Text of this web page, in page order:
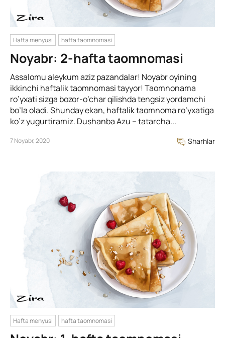
Hafta menyusi hafta taomnomasi
Noyabr: 2-hafta taomnomasi
Assalomu aleykum aziz pazandalar! Noyabr oyining
ikkinchi haftalik taomnomasi tayyor! Taomnonama
ro’yxati sizga bozor-o’char qilishda tengsiz yordamchi
bo’la oladi. Shunday ekan, haftalik taomnoma ro’yxatiga
ko’z yugurtiramiz. Dushanba Azu – tatarcha...
7 Noyabr, 2020 Sharhlar
Hafta menyusi hafta taomnomasi